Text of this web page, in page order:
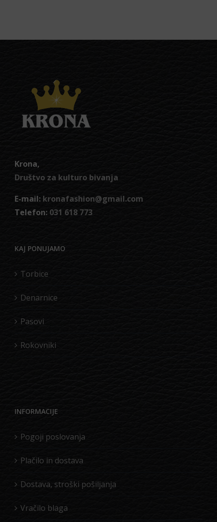
Krona,
Društvo za kulturo bivanja
E-mail: kronafashion@gmail.com
Telefon: 031 618 773
KAJ PONUJAMO
Torbice
Denarnice
Pasovi
Rokovniki
INFORMACIJE
Pogoji poslovanja
Plačilo in dostava
Dostava, stroški pošiljanja
Vračilo blaga